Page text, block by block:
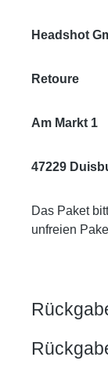
Headshot
Retoure
Am Markt 1
47229
Das Paket
unfreien